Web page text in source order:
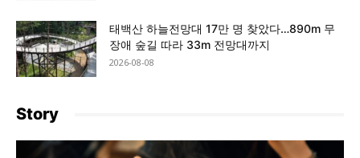
태백산 하늘전망대 17만 명 찾았다…890m 무
장애 숲길 따라 33m 전망대까지
2026-08-08
Story